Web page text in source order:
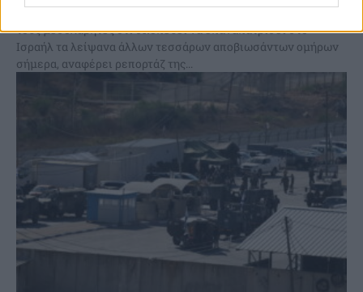
τους μεσολαβητές ότι σκοπεύει να επαναπατρίσει στο
Ισραήλ τα λείψανα άλλων τεσσάρων αποβιωσάντων ομήρων
σήμερα, αναφέρει ρεπορτάζ της...